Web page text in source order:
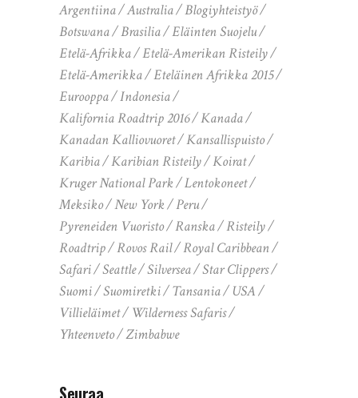
Argentiina
Australia
Blogiyhteistyö
Botswana
Brasilia
Eläinten Suojelu
Etelä-Afrikka
Etelä-Amerikan Risteily
Etelä-Amerikka
Eteläinen Afrikka 2015
Eurooppa
Indonesia
Kalifornia Roadtrip 2016
Kanada
Kanadan Kalliovuoret
Kansallispuisto
Karibia
Karibian Risteily
Koirat
Kruger National Park
Lentokoneet
Meksiko
New York
Peru
Pyreneiden Vuoristo
Ranska
Risteily
Roadtrip
Rovos Rail
Royal Caribbean
Safari
Seattle Silversea
Star Clippers
Suomi
Suomiretki Tansania
USA
Villieläimet
Wilderness Safaris
Yhteenveto
Zimbabwe